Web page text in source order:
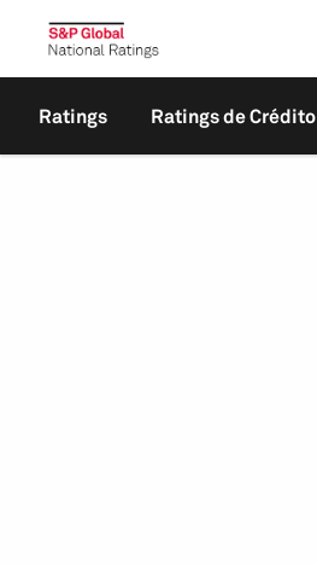
Ratings Ratings de Crédito